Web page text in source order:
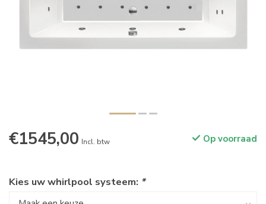
€1545,00 Incl. btw Op voorraad
Kies uw whirlpool systeem: *